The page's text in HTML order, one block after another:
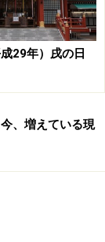
29年）戌の日
、増えている現